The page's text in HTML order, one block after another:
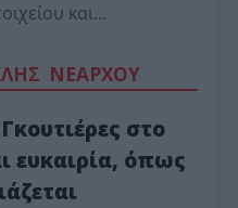
και…
ΝΕΑΡΧΟΥ
στο
ευκαιρία, όπως